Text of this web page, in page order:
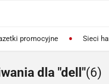
promocyjne Sieci
dla "dell"(6)